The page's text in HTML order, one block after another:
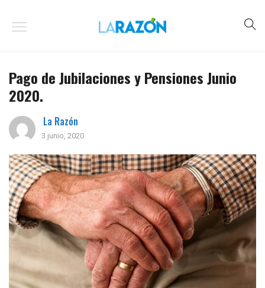
Pago de Jubilaciones y Pensiones Junio
2020.
La Razón
3 junio, 2020